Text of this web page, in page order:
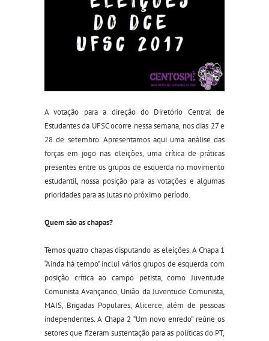
A votação para a direção do Diretório Central de
Estudantes da UFSC ocorre nessa semana, nos dias 27 e
28 de setembro. Apresentamos aqui uma análise das
forças em jogo nas eleições, uma crítica de práticas
presentes entre os grupos de esquerda no movimento
estudantil, nossa posição para as votações e algumas
prioridades para as lutas no próximo período.
Quem são as chapas?
Temos quatro chapas disputando as eleições. A Chapa 1
“Ainda há tempo” inclui vários grupos de esquerda com
posição crítica ao campo petista, como Juventude
Comunista Avançando, União da Juventude Comunista,
MAIS, Brigadas Populares, Alicerce, além de pessoas
independentes. A Chapa 2 “Um novo enredo” reúne os
setores que fizeram sustentação para as políticas do PT,